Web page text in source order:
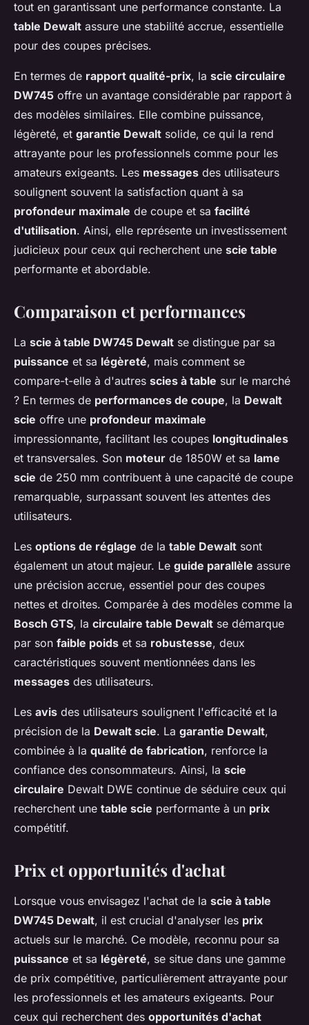
tout en garantissant une performance constante. La
table Dewalt assure une stabilité accrue, essentielle
pour des coupes précises.
En termes de rapport qualité-prix, la scie circulaire
DW745 offre un avantage considérable par rapport à
des modèles similaires. Elle combine puissance,
légèreté, et garantie Dewalt solide, ce qui la rend
attrayante pour les professionnels comme pour les
amateurs exigeants. Les messages des utilisateurs
soulignent souvent la satisfaction quant à sa
profondeur maximale de coupe et sa facilité
d'utilisation. Ainsi, elle représente un investissement
judicieux pour ceux qui recherchent une scie table
performante et abordable.
Comparaison et performances
La scie à table DW745 Dewalt se distingue par sa
puissance et sa légèreté, mais comment se
compare-t-elle à d'autres scies à table sur le marché
? En termes de performances de coupe, la Dewalt
scie offre une profondeur maximale
impressionnante, facilitant les coupes longitudinales
et transversales. Son moteur de 1850W et sa lame
scie de 250 mm contribuent à une capacité de coupe
remarquable, surpassant souvent les attentes des
utilisateurs.
Les options de réglage de la table Dewalt sont
également un atout majeur. Le guide parallèle assure
une précision accrue, essentiel pour des coupes
nettes et droites. Comparée à des modèles comme la
Bosch GTS, la circulaire table Dewalt se démarque
par son faible poids et sa robustesse, deux
caractéristiques souvent mentionnées dans les
messages des utilisateurs.
Les avis des utilisateurs soulignent l'efficacité et la
précision de la Dewalt scie. La garantie Dewalt,
combinée à la qualité de fabrication, renforce la
confiance des consommateurs. Ainsi, la scie
circulaire Dewalt DWE continue de séduire ceux qui
recherchent une table scie performante à un prix
compétitif.
Prix et opportunités d'achat
Lorsque vous envisagez l'achat de la scie à table
DW745 Dewalt, il est crucial d'analyser les prix
actuels sur le marché. Ce modèle, reconnu pour sa
puissance et sa légèreté, se situe dans une gamme
de prix compétitive, particulièrement attrayante pour
les professionnels et les amateurs exigeants. Pour
ceux qui recherchent des opportunités d'achat